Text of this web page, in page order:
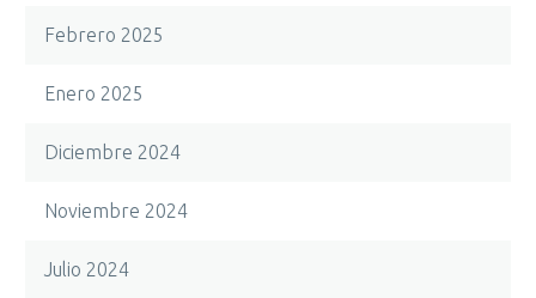
Febrero 2025
Enero 2025
Diciembre 2024
Noviembre 2024
Julio 2024